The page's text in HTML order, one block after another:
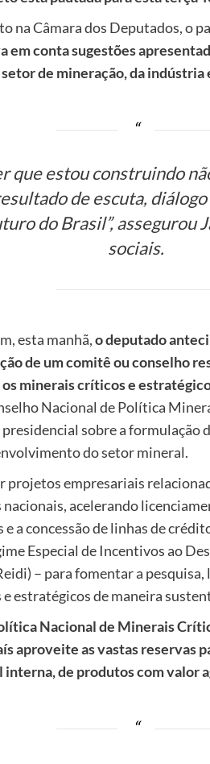
na Câmara dos Deputados, o
em conta sugestões
de mineração, da indústria
que estou construindo
de escuta,
do Brasil”, assegurou
sociais.
esta manhã,o deputado
de um comitê ou conselho
minerais críticos e
Nacional de Política
sobre a formulação
do setor mineral.
projetos empresariais
acelerando
a concessão de linhas de
Especial de Incentivos ao
– para fomentar a pesquisa,
estratégicos de maneira
Nacional de Minerais
aproveite as vastas reservas
de produtos com valor